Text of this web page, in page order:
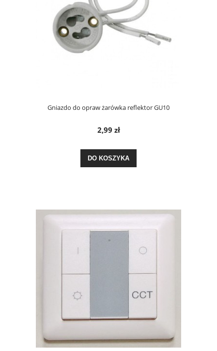
Gniazdo do opraw żarówka reflektor GU10
2,99 zł
DO KOSZYKA